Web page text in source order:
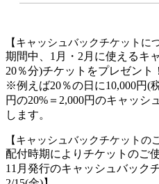
【キャッシュバックチケットに
期間中、1月・2月に使えるキ
20％分)チケットをプレゼント！
※例えば20％の日に10,000円(
円の20%＝2,000円のキャッシ
します。
【キャッシュバックチケットの
配付時期によりチケットのご
11月発行のキャッシュバック